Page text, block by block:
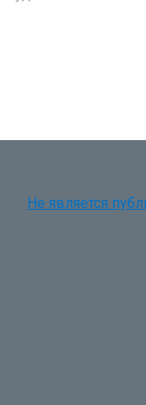
Не является